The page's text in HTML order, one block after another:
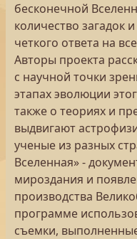
бесконечной
количество загадок
четкого ответа на
Авторы проекта
с научной точки
этапах эволюции
также о теориях и
выдвигают
ученые из разных
Вселенная» -
мироздания и
производства
программе
съемки,